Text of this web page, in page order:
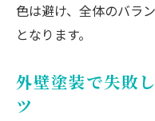
色は避け、全体のバラ
となります。
外壁塗装で失敗
ツ